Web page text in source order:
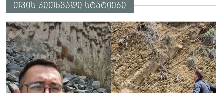
თვის კითხვადი სტატიები